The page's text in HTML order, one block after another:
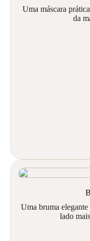
Uma máscara
da
Uma bruma elegante
lado